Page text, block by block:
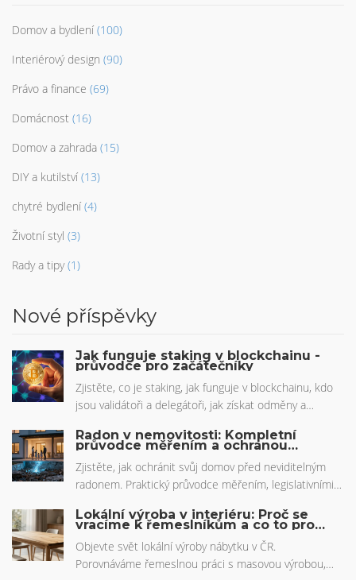
Domov a bydlení (100)
Interiérový design (90)
Právo a finance (69)
Domácnost (16)
Domov a zahrada (15)
DIY a kutilství (13)
chytré bydlení (4)
Životní styl (3)
Rady a tipy (1)
Nové příspěvky
Jak funguje staking v blockchainu -
průvodce pro začátečníky
Zjistěte, co je staking, jak funguje v blockchainu, kdo
jsou validátoři a delegátoři, jak získat odměny a
začátečníky.
Radon v nemovitosti: Kompletní
průvodce měřením a ochranou
Zjistěte, jak ochránit svůj domov před neviditelným
radonem. Praktický průvodce měřením, legislativními
majitele nemovitostí.
Lokální výroba v interiéru: Proč se
vracíme k řemeslníkům a co to pro
Objevte svět lokální výroby nábytku v ČR.
Porovnáváme řemeslnou práci s masovou výrobou,